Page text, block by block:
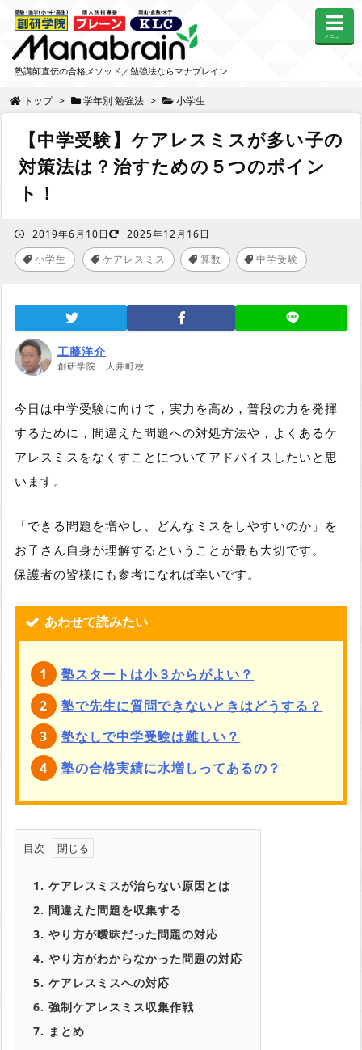
塾講師直伝の合格メソッド／勉強法ならマナブレイン
メニュー
トップ > 学年別 勉強法 > 小学生
【中学受験】ケアレスミスが多い子の
対策法は？治すための５つのポイン
ト！
2019年6月10日
2025年12月16日
小学生
ケアレスミス 算数 中学受験
工藤洋介
創研学院 大井町校
今日は中学受験に向けて，実力を高め，普段の力を発揮
するために，間違えた問題への対処方法や，よくあるケ
アレスミスをなくすことについてアドバイスしたいと思
います。
「できる問題を増やし、どんなミスをしやすいのか」を
お子さん自身が理解するということが最も大切です。
保護者の皆様にも参考になれば幸いです。
あわせて読みたい
塾スタートは小３からがよい？
塾で先生に質問できないときはどうする？
塾なしで中学受験は難しい？
塾の合格実績に水増しってあるの？
目次
1. ケアレスミスが治らない原因とは
2. 間違えた問題を収集する
3. やり方が曖昧だった問題の対応
4. やり方がわからなかった問題の対応
5. ケアレスミスへの対応
6. 強制ケアレスミス収集作戦
7. まとめ